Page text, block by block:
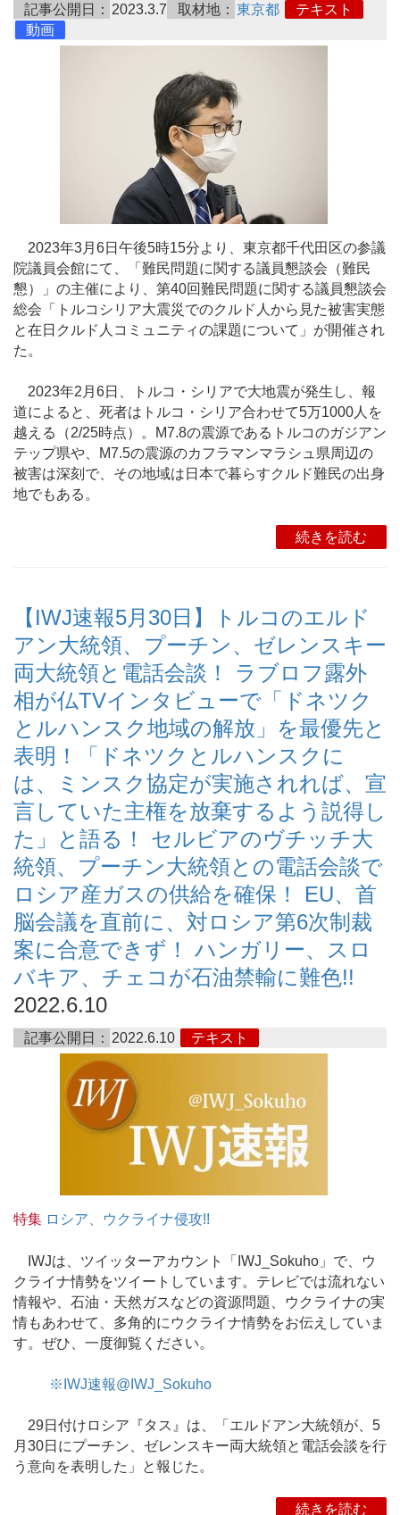
記事公開日： 2023.3.7 取材地： 東京都
テキスト
動画
2023年3月6日午後5時15分より、東京都千代田区の参議
院議員会館にて、「難民問題に関する議員懇談会（難民
懇）」の主催により、第40回難民問題に関する議員懇談会
総会「トルコシリア大震災でのクルド人から見た被害実態
と在日クルド人コミュニティの課題について」が開催され
た。
2023年2月6日、トルコ・シリアで大地震が発生し、報
道によると、死者はトルコ・シリア合わせて5万1000人を
越える（2/25時点）。M7.8の震源であるトルコのガジアン
テップ県や、M7.5の震源のカフラマンマラシュ県周辺の
被害は深刻で、その地域は日本で暮らすクルド難民の出身
地でもある。
続きを読む
【IWJ速報5月30日】トルコのエルド
アン大統領、プーチン、ゼレンスキー
両大統領と電話会談！ ラブロフ露外
相が仏TVインタビューで「ドネツク
とルハンスク地域の解放」を最優先と
表明！「ドネツクとルハンスクに
は、ミンスク協定が実施されれば、宣
言していた主権を放棄するよう説得し
た」と語る！ セルビアのヴチッチ大
統領、プーチン大統領との電話会談で
ロシア産ガスの供給を確保！ EU、首
脳会議を直前に、対ロシア第6次制裁
案に合意できず！ ハンガリー、スロ
バキア、チェコが石油禁輸に難色!!
2022.6.10
記事公開日： 2022.6.10 テキスト
特集 ロシア、ウクライナ侵攻!!
IWJは、ツイッターアカウント「IWJ_Sokuho」で、ウ
クライナ情勢をツイートしています。テレビでは流れない
情報や、石油・天然ガスなどの資源問題、ウクライナの実
情もあわせて、多角的にウクライナ情勢をお伝えしていま
す。ぜひ、一度御覧ください。
※IWJ速報@IWJ_Sokuho
29日付けロシア『タス』は、「エルドアン大統領が、5
月30日にプーチン、ゼレンスキー両大統領と電話会談を行
う意向を表明した」と報じた。
続きを読む